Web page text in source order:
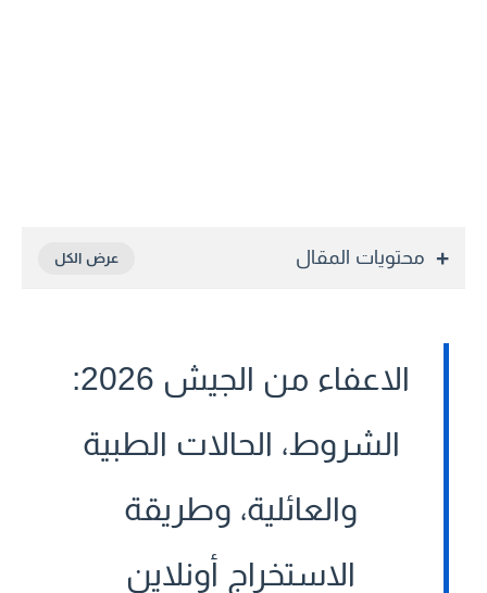
محتويات المقال
الاعفاء من الجيش 2026:
الشروط، الحالات الطبية
والعائلية، وطريقة
الاستخراج أونلاين